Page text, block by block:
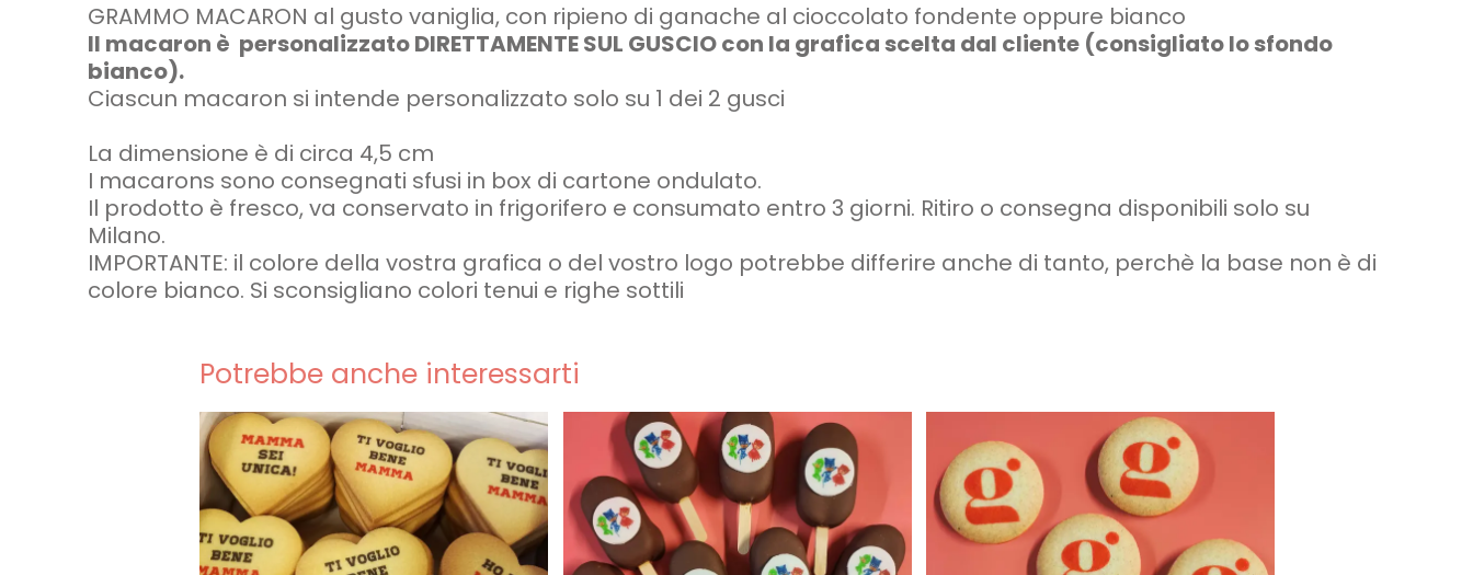
GRAMMO MACARON al gusto vaniglia, con ripieno di ganache al cioccolato fondente oppure bianco
Il macaron è personalizzato DIRETTAMENTE SUL GUSCIO con la grafica scelta dal cliente (consigliato lo sfondo
bianco).
Ciascun macaron si intende personalizzato solo su 1 dei 2 gusci
La dimensione è di circa 4,5 cm
I macarons sono consegnati sfusi in box di cartone ondulato.
Il prodotto è fresco, va conservato in frigorifero e consumato entro 3 giorni. Ritiro o consegna disponibili solo su
Milano.
IMPORTANTE: il colore della vostra grafica o del vostro logo potrebbe differire anche di tanto, perchè la base non è di
colore bianco. Si sconsigliano colori tenui e righe sottili
Potrebbe anche interessarti